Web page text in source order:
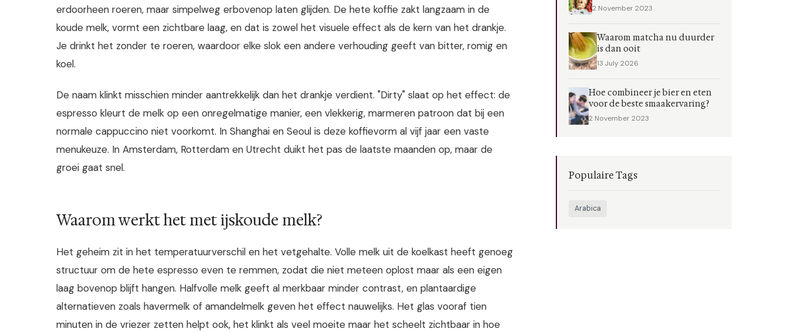
erdoorheen roeren, maar simpelweg erbovenop laten glijden. De hete koffie zakt langzaam in de
koude melk, vormt een zichtbare laag, en dat is zowel het visuele effect als de kern van het drankje.
Je drinkt het zonder te roeren, waardoor elke slok een andere verhouding geeft van bitter, romig en
koel.
De naam klinkt misschien minder aantrekkelijk dan het drankje verdient. "Dirty" slaat op het effect: de
espresso kleurt de melk op een onregelmatige manier, een vlekkerig, marmeren patroon dat bij een
normale cappuccino niet voorkomt. In Shanghai en Seoul is deze koffievorm al vijf jaar een vaste
menukeuze. In Amsterdam, Rotterdam en Utrecht duikt het pas de laatste maanden op, maar de
groei gaat snel.
Waarom werkt het met ijskoude melk?
Het geheim zit in het temperatuurverschil en het vetgehalte. Volle melk uit de koelkast heeft genoeg
structuur om de hete espresso even te remmen, zodat die niet meteen oplost maar als een eigen
laag bovenop blijft hangen. Halfvolle melk geeft al merkbaar minder contrast, en plantaardige
alternatieven zoals havermelk of amandelmelk geven het effect nauwelijks. Het glas vooraf tien
minuten in de vriezer zetten helpt ook, het klinkt als veel moeite maar het scheelt zichtbaar in hoe
2 November 2023
Waarom matcha nu duurder
is dan ooit
13 July 2026
Hoe combineer je bier en eten
voor de beste smaakervaring?
2 November 2023
Populaire Tags
Arabica